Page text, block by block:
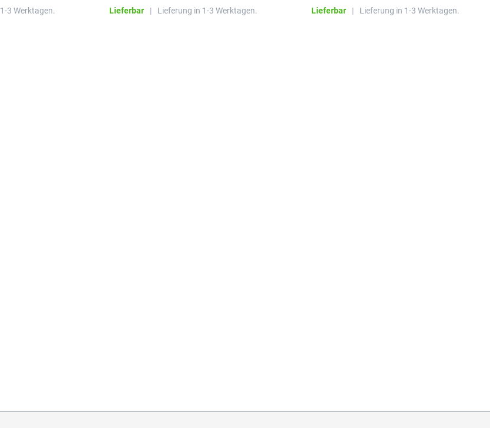
3 Werktagen. Lieferbar | Lieferung in 1-3 Werktagen. Lieferbar | Lieferung in 1-3 Werktagen.